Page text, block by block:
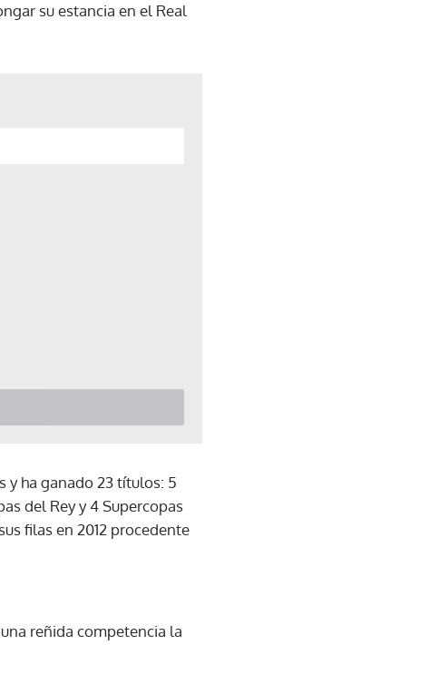
su estancia en el Real
y ha ganado 23 títulos: 5
del Rey y 4 Supercopas
filas en 2012 procedente
reñida competencia la